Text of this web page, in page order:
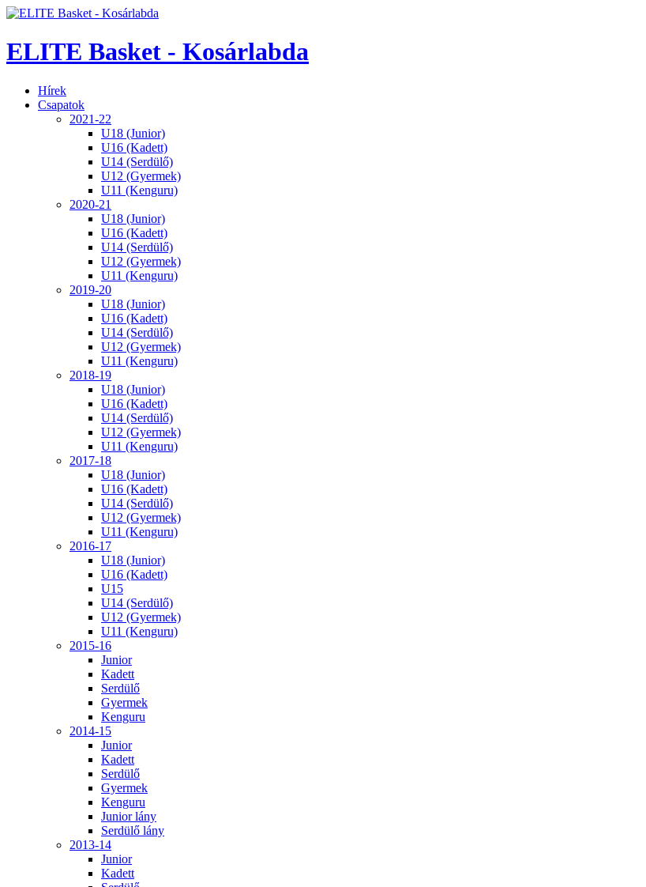
ELITE Basket - Kosárlabda
Hírek
Csapatok
2021-22
U18 (Junior)
U16 (Kadett)
U14 (Serdülő)
U12 (Gyermek)
U11 (Kenguru)
2020-21
U18 (Junior)
U16 (Kadett)
U14 (Serdülő)
U12 (Gyermek)
U11 (Kenguru)
2019-20
U18 (Junior)
U16 (Kadett)
U14 (Serdülő)
U12 (Gyermek)
U11 (Kenguru)
2018-19
U18 (Junior)
U16 (Kadett)
U14 (Serdülő)
U12 (Gyermek)
U11 (Kenguru)
2017-18
U18 (Junior)
U16 (Kadett)
U14 (Serdülő)
U12 (Gyermek)
U11 (Kenguru)
2016-17
U18 (Junior)
U16 (Kadett)
U15
U14 (Serdülő)
U12 (Gyermek)
U11 (Kenguru)
2015-16
Junior
Kadett
Serdülő
Gyermek
Kenguru
2014-15
Junior
Kadett
Serdülő
Gyermek
Kenguru
Junior lány
Serdülő lány
2013-14
Junior
Kadett